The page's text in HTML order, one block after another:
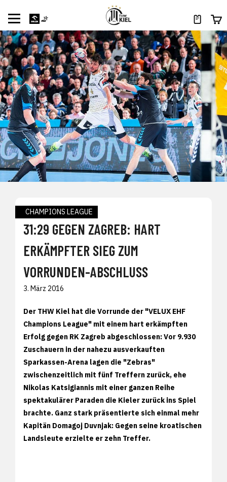
CHAMPIONS LEAGUE
31:29 GEGEN ZAGREB: HART
ERKÄMPFTER SIEG ZUM
VORRUNDEN-ABSCHLUSS
3. März 2016
Der THW Kiel hat die Vorrunde der "VELUX EHF
Champions League" mit einem hart erkämpften
Erfolg gegen RK Zagreb abgeschlossen: Vor 9.930
Zuschauern in der nahezu ausverkauften
Sparkassen-Arena lagen die "Zebras"
zwischenzeitlich mit fünf Treffern zurück, ehe
Nikolas Katsigiannis mit einer ganzen Reihe
spektakulärer Paraden die Kieler zurück ins Spiel
brachte. Ganz stark präsentierte sich einmal mehr
Kapitän Domagoj Duvnjak: Gegen seine kroatischen
Landsleute erzielte er zehn Treffer.